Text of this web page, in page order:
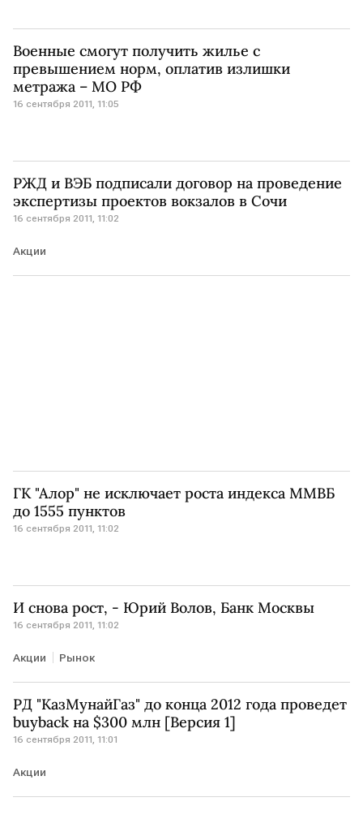
Военные смогут получить жилье с
превышением норм, оплатив излишки
метража – МО РФ
16 сентября 2011, 11:05
РЖД и ВЭБ подписали договор на проведение
экспертизы проектов вокзалов в Сочи
16 сентября 2011, 11:02
Акции
ГК "Алор" не исключает роста индекса ММВБ
до 1555 пунктов
16 сентября 2011, 11:02
И снова рост, - Юрий Волов, Банк Москвы
16 сентября 2011, 11:02
Акции Рынок
РД "КазМунайГаз" до конца 2012 года проведет
buyback на $300 млн [Версия 1]
16 сентября 2011, 11:01
Акции